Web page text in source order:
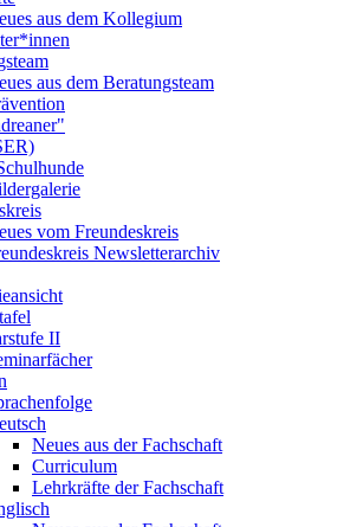
aus dem Kollegium
aus dem Beratungsteam
vom Freundeskreis
Newsletterarchiv
II
Neues aus der Fachschaft
Curriculum
Lehrkräfte der Fachschaft